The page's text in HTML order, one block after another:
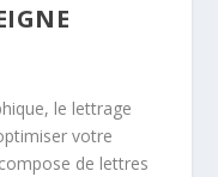
le lettrage
votre
de lettres